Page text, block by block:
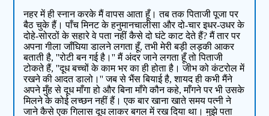
नहर में ही स्नान करके मैं वापस आता हूँ। तब तक पिताजी पूजा पर
बैठ चुके हैं। पाँच मिनट के हनुमानचालीसा और दो-चार इधर-उधर के
दोहे-सोरठों के सहारे वे पता नहीं कैसे दो घंटे काट देते हैं? मैं तार पर
अपना गीला जाँघिया डालने लगता हूँ, तभी मेरी बड़ी लड़की आकर
बताती है, ''रोटी बन गई है।'' मैं अंदर जाने लगता हूँ तो पिताजी
टोकते हैं, ''दूध बच्चों के काम भर का ही होता है। जीभ को कंटरोल में
रखने की आदत डालो।'' जब से भैंस बियाई है, शायद ही कभी मैंने
अपने मुँह से दूध माँगा हो और बिना माँगे कौन कहे, माँगने पर भी उसके
मिलने के कोई लच्छन नहीं हैं। एक बार खाना खाते समय पत्नी ने
जाने कैसे एक गिलास दूध लाकर बगल में रख दिया था। मुझे पता